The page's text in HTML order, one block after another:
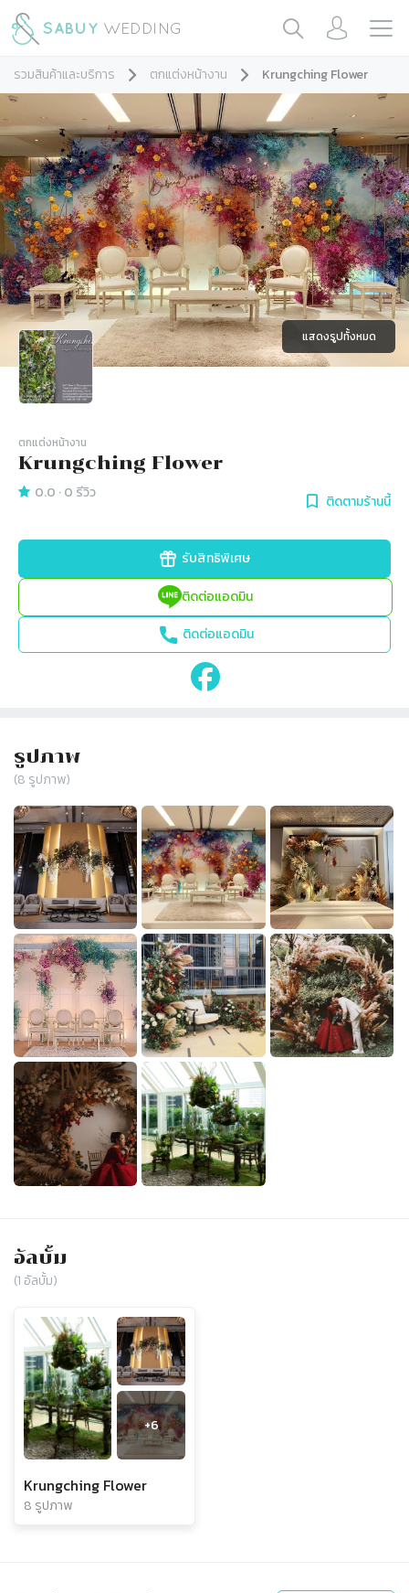
รวมสินค้าและบริการ ตกแต่งหน้างาน Krungching Flower
แสดงรูปทั้งหมด
ตกแต่งหน้างาน
Krungching Flower
0.0 ·0 รีวิว ติดตามร้านนี้
รับสิทธิพิเศษ
ติดต่อแอดมิน
ติดต่อแอดมิน
รูปภาพ
(8 รูปภาพ)
อัลบั้ม
(1 อัลบั้ม)
+6
Krungching Flower
8 รูปภาพ